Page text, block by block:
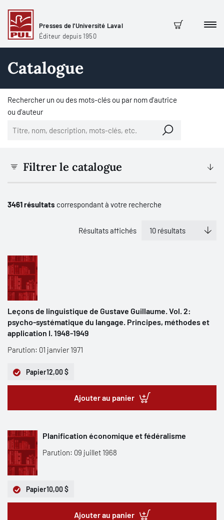
Presses de l'Université Laval
Éditeur depuis 1950
Panier
Catalogue
Rechercher un ou des mots-clés ou par nom d'autrice
ou d'auteur
Filtrer le catalogue
3461 résultats correspondant à votre recherche
Résultats affichés
Leçons de linguistique de Gustave Guillaume. Vol. 2:
psycho-systématique du langage. Principes, méthodes et
application I. 1948-1949
Parution: 01 janvier 1971
Papier12,00 $
Ajouter au panier
Planification économique et fédéralisme
Parution: 09 juillet 1968
Papier10,00 $
Ajouter au panier